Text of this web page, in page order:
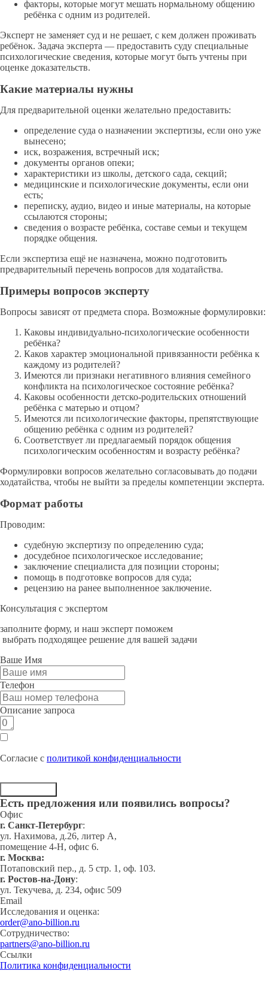
факторы, которые могут мешать нормальному общению
ребёнка с одним из родителей.
Эксперт не заменяет суд и не решает, с кем должен проживать
ребёнок. Задача эксперта — предоставить суду специальные
психологические сведения, которые могут быть учтены при
оценке доказательств.
Какие материалы нужны
Для предварительной оценки желательно предоставить:
определение суда о назначении экспертизы, если оно уже
вынесено;
иск, возражения, встречный иск;
документы органов опеки;
характеристики из школы, детского сада, секций;
медицинские и психологические документы, если они
есть;
переписку, аудио, видео и иные материалы, на которые
ссылаются стороны;
сведения о возрасте ребёнка, составе семьи и текущем
порядке общения.
Если экспертиза ещё не назначена, можно подготовить
предварительный перечень вопросов для ходатайства.
Примеры вопросов эксперту
Вопросы зависят от предмета спора. Возможные формулировки:
Каковы индивидуально-психологические особенности
ребёнка?
Каков характер эмоциональной привязанности ребёнка к
каждому из родителей?
Имеются ли признаки негативного влияния семейного
конфликта на психологическое состояние ребёнка?
Каковы особенности детско-родительских отношений
ребёнка с матерью и отцом?
Имеются ли психологические факторы, препятствующие
общению ребёнка с одним из родителей?
Соответствует ли предлагаемый порядок общения
психологическим особенностям и возрасту ребёнка?
Формулировки вопросов желательно согласовывать до подачи
ходатайства, чтобы не выйти за пределы компетенции эксперта.
Формат работы
Проводим:
судебную экспертизу по определению суда;
досудебное психологическое исследование;
заключение специалиста для позиции стороны;
помощь в подготовке вопросов для суда;
рецензию на ранее выполненное заключение.
Консультация с экспертом
заполните форму, и наш эксперт поможем
выбрать подходящее решение для вашей задачи
Ваше Имя
Телефон
Описание запроса
Согласие с политикой конфиденциальности
Есть предложения или появились вопросы?
Офис
г. Cанкт-Петербург:
ул. Нахимова, д.26, литер А,
помещение 4-Н, офис 6.
г. Москва:
Потаповский пер., д. 5 стр. 1, оф. 103.
г. Ростов-на-Дону:
ул. Текучева, д. 234, офис 509
Email
Исследования и оценка:
order@ano-billion.ru
Сотрудничество:
partners@ano-billion.ru
Ссылки
Политика конфиденциальности